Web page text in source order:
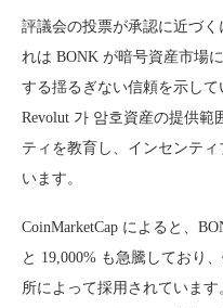
評議会の投票が承認に近づ
れは BONK が暗号資産市場
する揺るぎない信頼を示して
Revolut 가 암호資産の提供範
ティを教育し、インセンテ
います。
CoinMarketCap によると、
と 19,000% も急騰しており、
所によって採用されていま